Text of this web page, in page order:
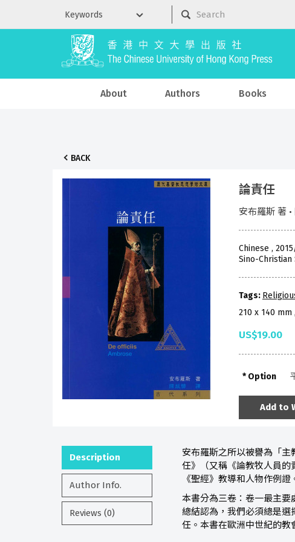
About Authors Books
BACK
論責任
安布羅斯 著
Chinese ,
Sino-Christian
Tags:
210 x 140 mm
US$19.00
Option
Add to
Description
Author Info.
Reviews (0)
安布羅斯之所以被譽為「
任》（又稱《論教牧人員的
《聖經》教導和人物作例
本書分為三卷：卷一最主
總結認為，我們必須總是
任。本書在歐洲中世紀的教